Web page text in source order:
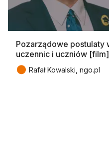
Pozarządowe postulaty
uczennic i uczniów [film]
● Rafał Kowalski, ngo.pl